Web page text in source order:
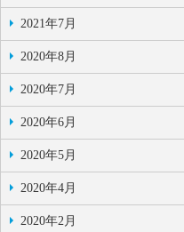
2021年7月
2020年8月
2020年7月
2020年6月
2020年5月
2020年4月
2020年2月